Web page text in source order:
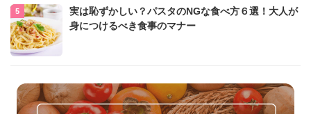
実は恥ずかしい？パスタのNGな食べ方６選！大人が
身につけるべき食事のマナー